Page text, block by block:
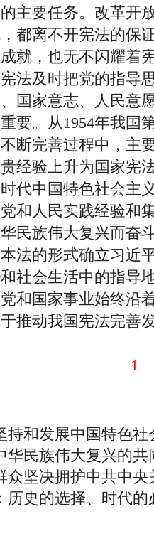
主要任务。改革开
都离不开宪法的保
就，也无不闪耀着
及时把党的指导
国家意志、人民意
要。从1954年我国
断完善过程中，主
经验上升为国家宪
中国特色社会主
和人民实践经验和
民族伟大复兴而奋
法的形式确立习近
社会生活中的指导
和国家事业始终沿
推动我国宪法完善
1
持和发展中国特色
华民族伟大复兴的共
众坚决拥护中共中
历史的选择、时代